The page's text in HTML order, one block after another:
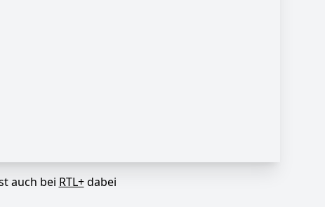
auch bei RTL+dabei